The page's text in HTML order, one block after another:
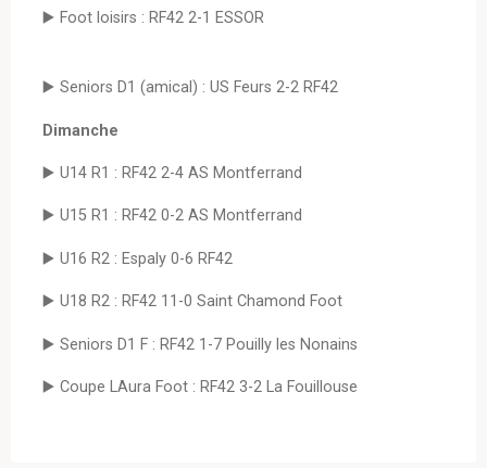
▶️ Foot loisirs : RF42 2-1 ESSOR
▶️ Seniors D1 (amical) : US Feurs 2-2 RF42
Dimanche
▶️ U14 R1 : RF42 2-4 AS Montferrand
▶️ U15 R1 : RF42 0-2 AS Montferrand
▶️ U16 R2 : Espaly 0-6 RF42
▶️ U18 R2 : RF42 11-0 Saint Chamond Foot
▶️ Seniors D1 F : RF42 1-7 Pouilly les Nonains
▶️ Coupe LAura Foot : RF42 3-2 La Fouillouse